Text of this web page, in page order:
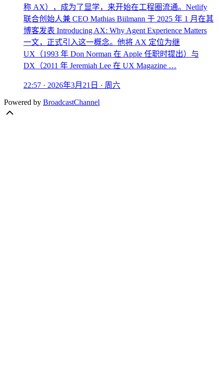
称 AX），成为了显学，来开始在工程圈流通。Netlify
联合创始人兼 CEO Mathias Biilmann 于 2025 年 1 月在其
博客发表 Introducing AX: Why Agent Experience Matters
一文，正式引入这一概念。他将 AX 定位为继
UX（1993 年 Don Norman 在 Apple 任职时提出）与
DX（2011 年 Jeremiah Lee 在 UX Magazine …
22:57 · 2026年3月21日 · 周六
Powered by BroadcastChannel